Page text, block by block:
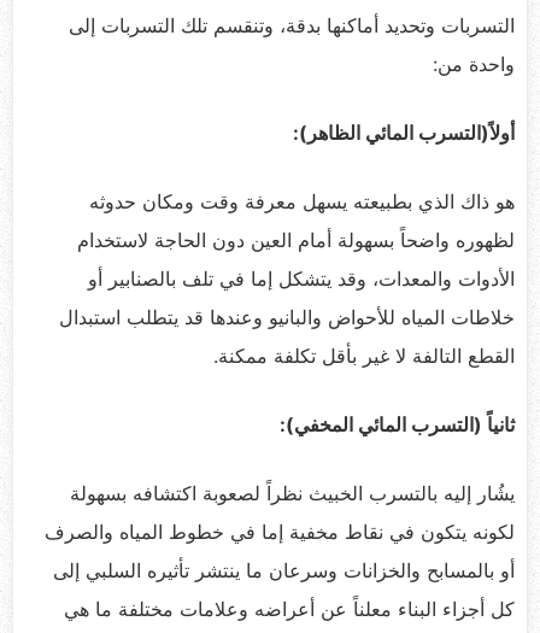
التسربات وتحديد أماكنها بدقة، وتنقسم تلك التسربات إلى
واحدة من:
أولاً(التسرب المائي الظاهر):
هو ذاك الذي بطبيعته يسهل معرفة وقت ومكان حدوثه
لظهوره واضحاً بسهولة أمام العين دون الحاجة لاستخدام
الأدوات والمعدات، وقد يتشكل إما في تلف بالصنابير أو
خلاطات المياه للأحواض والبانيو وعندها قد يتطلب استبدال
القطع التالفة لا غير بأقل تكلفة ممكنة.
ثانياً (التسرب المائي المخفي):
يشُار إليه بالتسرب الخبيث نظراً لصعوبة اكتشافه بسهولة
لكونه يتكون في نقاط مخفية إما في خطوط المياه والصرف
أو بالمسابح والخزانات وسرعان ما ينتشر تأثيره السلبي إلى
كل أجزاء البناء معلناً عن أعراضه وعلامات مختلفة ما هي